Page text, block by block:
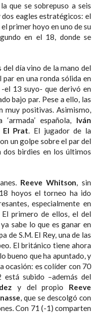
que se sobrepuso a seis
eagles estratégicos: el
primer hoyo en uno de su
en el 18, donde se
día vino de la mano del
par en una ronda sólida en
el 13 suyo- que derivó en
bajo par. Pese a ello, las
muy positivas. Asimismo,
española, Iván
El Prat. El jugador de la
un golpe sobre el par del
dos birdies en los últimos
Reeve Whitson, sin
hoyos el torneo ha ido
especialmente en
primero de ellos, el del
ya sabe lo que es ganar en
de S.M. El Rey, una de las
El británico tiene ahora
bueno que ha apuntado, y
ocasión: es colíder con 70
subido –además del
y del propio Reeve
, que se descolgó con
Con 71 (-1) comparten